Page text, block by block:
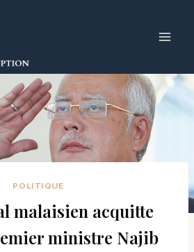
POLITIQUE
malaisien acquitte
ministre Najib